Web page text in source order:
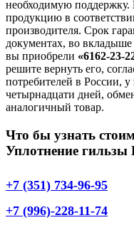
необходимую поддержку.
продукцию в
производителя. Срок
документах, во
вы приобрели «6162-23-
решите вернуть его,
потребителей в России, у
четырнадцати дней,
аналогичный товар.
Что бы узнать
Уплотнение гильзы
+7 (351) 734-96-95
+7 (996)-228-11-74